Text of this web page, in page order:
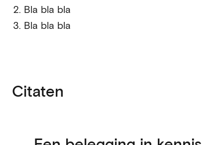
Bla bla bla
Bla bla bla
Citaten